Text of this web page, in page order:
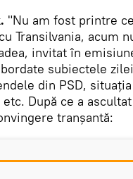
"Nu am fost printre
Transilvania, acum
invitat în
subiectele
din PSD,
După ce a
tranșantă: